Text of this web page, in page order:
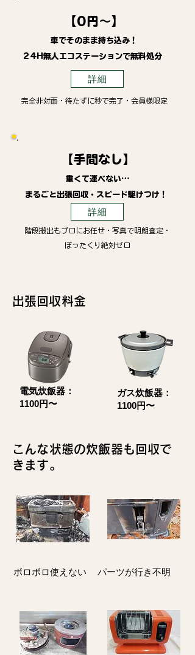
【0円～】
車でそのまま持ち込み！
24H無人エコステーションで無料処分
詳細
完全非対面・待たずに秒で完了・会員様限定
【手間なし】
重くて運べない…
まるごと出張回収・スピード駆けつけ！
詳細
階段搬出もプロにお任せ・写真で明朗査定・
ぼったくり絶対ゼロ
​出張回収料金
電気炊飯器：
1100円〜
ガス炊飯器：
1100円〜
こんな状態の炊飯器も回収で
きます。
ボロボロ使えない パーツが行き不明